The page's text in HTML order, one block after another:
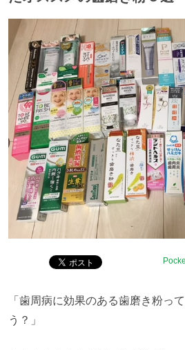
「歯周病に効果のある歯磨き粉っ
う？」